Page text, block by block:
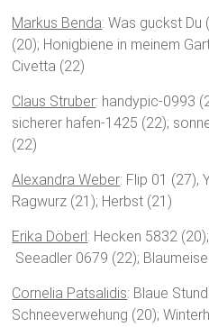
Markus Benda: Was guckst Du
(20); Honigbiene in meinem
Civetta (22)
Claus Struber: handypic-0993
sicherer hafen-1425 (22);
(22)
Alexandra Weber: Flip 01 (27),
Ragwurz (21); Herbst (21)
Erika Döberl: Hecken 5832
Seeadler 0679 (22);
Cornelia Patsalidis: Blaue
Schneeverwehung (20);